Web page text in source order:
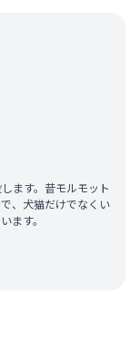
ます。昔モルモット
、犬猫だけでなくい
ます。